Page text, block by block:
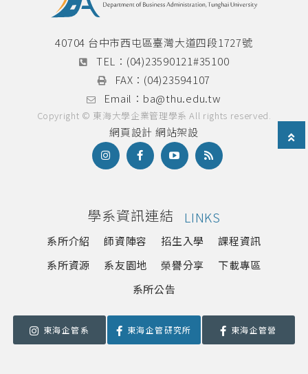
40704 台中市西屯區臺灣大道四段1727號
TEL： (04)23590121#35100
FAX： (04)23594107
Email： ba@thu.edu.tw
Copyright © 東海大學企業管理學系 All rights reserved.
網頁設計 網站架設
學系資訊連結 LINKS
系所介紹 師資陣容 招生入學
課程資訊
系所資源
系友園地 榮譽分享
下載專區
系所公告
東海企管系 東海企管研究所 東海企管營